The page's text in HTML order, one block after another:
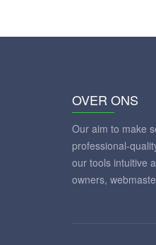
OVER ONS
Our aim to make
professional-
our tools intuitive
owners,